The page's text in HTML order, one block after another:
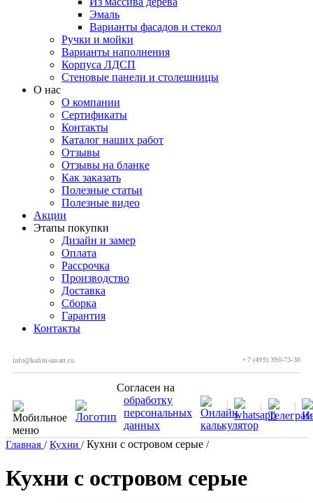
Эмаль
Варианты фасадов и стекол
Ручки и мойки
Варианты наполнения
Корпуса ЛДСП
Стеновые панели и столешницы
О нас
О компании
Сертификаты
Контакты
Каталог наших работ
Отзывы
Отзывы на бланке
Как заказать
Полезные статьи
Полезные видео
Акции
Этапы покупки
Дизайн и замер
Оплата
Рассрочка
Производство
Доставка
Сборка
Гарантия
Контакты
info@kuhni-smart.ru +7 (499) 390-73-30
Согласен на
обработку
персональных
данных
Главная / Кухни / Кухни с островом серые /
Кухни с островом серые